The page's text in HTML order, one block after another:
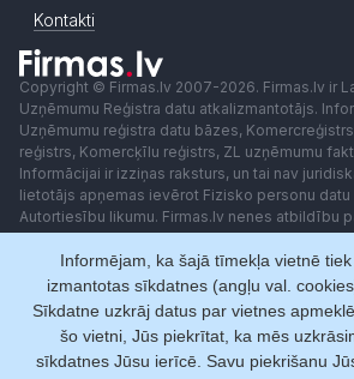
Kontakti
Copyright © Firmas.lv 2007-2026. Firmas.lv ir
Uzņēmumu Reģistra datu atkalizmantotājs.
Uzņēmumu reģistra datu bāzes,
reģistrs, Komercķīlu reģistrs, ZL uzņēmumu
Informācijai ir izziņas raksturs, un tai nav
lietotājs apņemas ievērot Fizisko personu
Autortiesību likumu. Firmas.lv nenes atbildību
lēmumiem, kas balstīti uz saņemto
izmantot jebkādas automatizētas sistēmas vai
piekļuvei sistēmai bez rakstiskas
redaktore: Ingūna Pempere.
Lietošanas noteikumi
Privātuma politika Norēķini
Informējam, ka šajā tīmekļa vietnē tiek
izmantotas sīkdatnes (angļu val.
Sīkdatne uzkrāj datus par vietnes
šo vietni, Jūs piekrītat, ka mēs
sīkdatnes Jūsu ierīcē. Savu piekrišanu